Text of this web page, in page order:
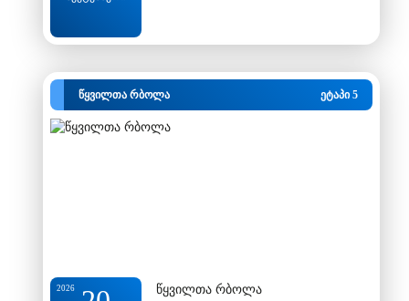
წყვილთა რბოლა ეტაპი 5
2026 წყვილთა რბოლა